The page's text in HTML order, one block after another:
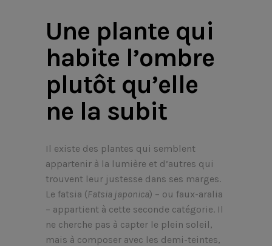
Une plante qui
habite l’ombre
plutôt qu’elle
ne la subit
Il existe des plantes qui semblent
appartenir à la lumière et d’autres qui
trouvent leur justesse dans ses marges.
Le fatsia (Fatsia japonica) – ou faux-aralia
– appartient à cette seconde catégorie. Il
ne cherche pas à capter le plein soleil,
mais à composer avec les demi-teintes,